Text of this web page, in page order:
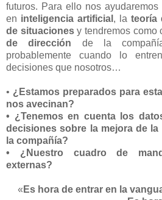
futuros. Para ello nos ayudaremos
en inteligencia artificial , la teoría
de situacionesy tendremos como
de dirección de la
probablemente cuando lo
decisiones que nosotros…
• ¿Estamos preparados para
nos avecinan?
• ¿Tenemos en cuenta los
decisiones sobre la mejora de
la compañía?
• ¿Nuestro cuadro de
externas?
« Es hora de entrar en la